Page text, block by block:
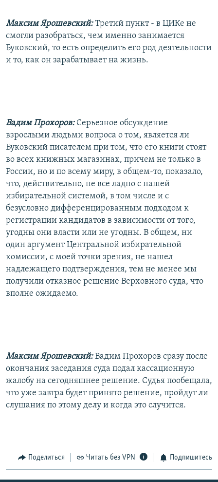
Максим Ярошевский: Третий пункт - в ЦИКе не
смогли разобраться, чем именно занимается
Буковский, то есть определить его род деятельности
и то, как он зарабатывает на жизнь.
Вадим Прохоров: Серьезное обсуждение
взрослыми людьми вопроса о том, является ли
Буковский писателем при том, что его книги стоят
во всех книжных магазинах, причем не только в
России, но и по всему миру, в общем-то, показало,
что, действительно, не все ладно с нашей
избирательной системой, в том числе и с
безусловно дифференцированным подходом к
регистрации кандидатов в зависимости от того,
угодны они власти или не угодны. В общем, ни
один аргумент Центральной избирательной
комиссии, с моей точки зрения, не нашел
надлежащего подтверждения, тем не менее мы
получили отказное решение Верховного суда, что
вполне ожидаемо.
Максим Ярошевский: Вадим Прохоров сразу после
окончания заседания суда подал кассационную
жалобу на сегодняшнее решение. Судья пообещала,
что уже завтра будет принято решение, пройдут ли
слушания по этому делу и когда это случится.
Поделиться Читать без VPN Подпишитесь